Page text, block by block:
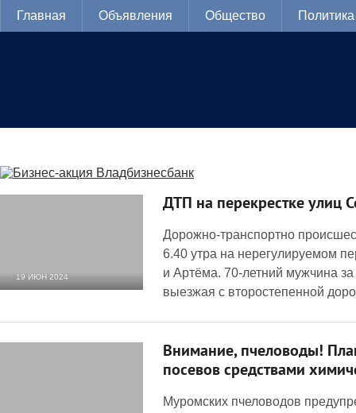
Главная Объявления Общество Политика
19 ИЮН 2024
ДТП на перекрестке улиц
Дорожно-транспортно
6.40 утра на нерегулируемом
и Артёма. 70-летний мужчина
выезжая с второстепенной
Внимание, пчеловоды!
посевов средствами
Муромских пчеловодов